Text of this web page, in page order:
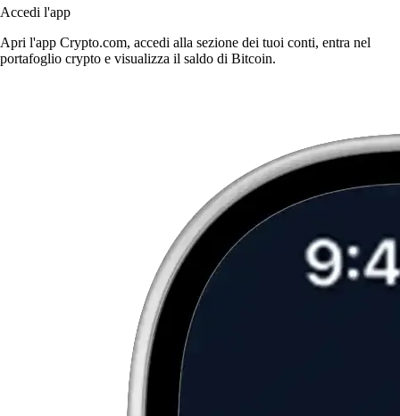
Accedi l'app
Apri l'app Crypto.com, accedi alla sezione dei tuoi conti, entra nel
portafoglio crypto e visualizza il saldo di Bitcoin.